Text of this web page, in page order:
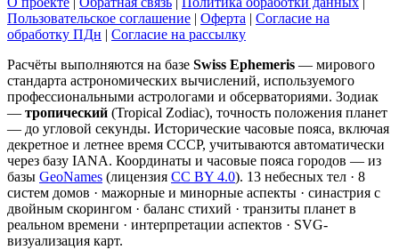
Пользовательское соглашение | Оферта | Согласие на
обработку ПДн | Согласие на рассылку
Расчёты выполняются на базе Swiss Ephemeris — мирового
стандарта астрономических вычислений, используемого
профессиональными астрологами и обсерваториями. Зодиак
— тропический (Tropical Zodiac), точность положения планет
— до угловой секунды. Исторические часовые пояса, включая
декретное и летнее время СССР, учитываются автоматически
через базу IANA. Координаты и часовые пояса городов — из
базы GeoNames (лицензия CC BY 4.0). 13 небесных тел · 8
систем домов · мажорные и минорные аспекты · синастрия с
двойным скорингом · баланс стихий · транзиты планет в
реальном времени · интерпретации аспектов · SVG-
визуализация карт.